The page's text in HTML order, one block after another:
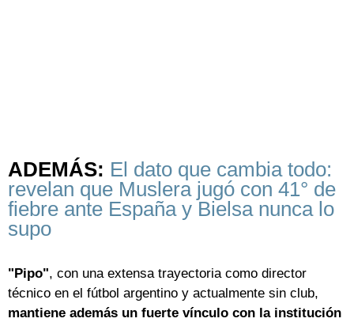
ADEMÁS: El dato que cambia todo:
revelan que Muslera jugó con 41° de
fiebre ante España y Bielsa nunca lo
supo
"Pipo", con una extensa trayectoria como director
técnico en el fútbol argentino y actualmente sin club,
mantiene además un fuerte vínculo con la institución